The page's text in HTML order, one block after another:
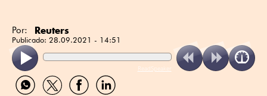
Por: Reuters
Publicado: 28.09.2021 - 14:51
ReadSpeaker
Compartir
por
Compartir
por
Compartir
por
Compartir
por